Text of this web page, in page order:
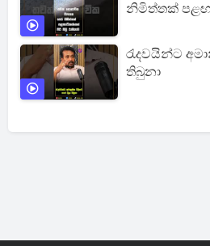
රැදවයින්ට
තිබුනා